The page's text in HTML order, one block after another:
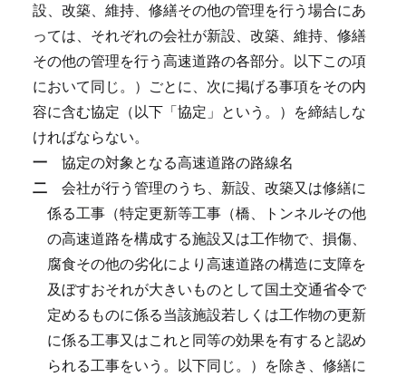
設、改築、維持、修繕その他の管理を行う場合にあ
っては、それぞれの会社が新設、改築、維持、修繕
その他の管理を行う高速道路の各部分。以下この項
において同じ。）ごとに、次に掲げる事項をその内
容に含む協定（以下「協定」という。）を締結しな
ければならない。
一 協定の対象となる高速道路の路線名
二 会社が行う管理のうち、新設、改築又は修繕に
係る工事（特定更新等工事（橋、トンネルその他
の高速道路を構成する施設又は工作物で、損傷、
腐食その他の劣化により高速道路の構造に支障を
及ぼすおそれが大きいものとして国土交通省令で
定めるものに係る当該施設若しくは工作物の更新
に係る工事又はこれと同等の効果を有すると認め
られる工事をいう。以下同じ。）を除き、修繕に